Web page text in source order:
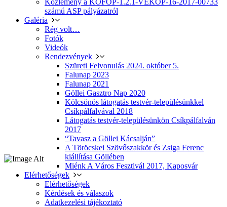
Közlemény a KÖFOP-1.2.1-VEKOP-16-2017-00733
számú ASP pályázatról
Galéria
Rég volt…
Fotók
Videók
Rendezvények
Szüreti Felvonulás 2024. október 5.
Falunap 2023
Falunap 2021
Göllei Gasztro Nap 2020
Kölcsönös látogatás testvér-településünkkel
Csíkpálfalvával 2018
Látogatás testvér-településünkön Csíkpálfalván
2017
“Tavasz a Göllei Kácsalján”
A Töröcskei Szövőszakkör és Zsiga Ferenc
kiállítása Göllében
Miénk A Város Fesztivál 2017, Kaposvár
Elérhetőségek
Elérhetőségek
Kérdések és válaszok
Adatkezelési tájékoztató